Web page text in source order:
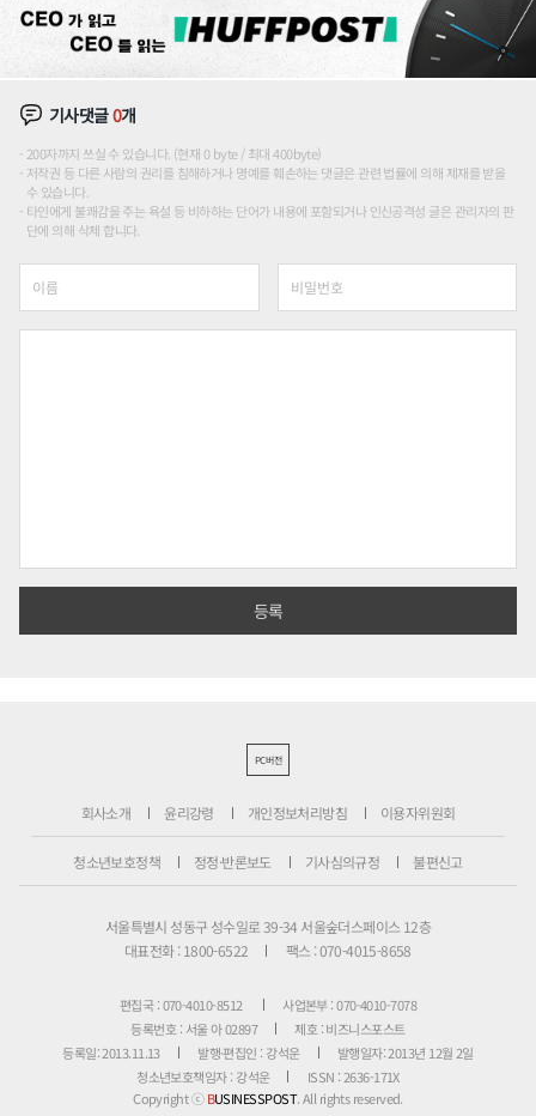
기사댓글0개
200자까지 쓰실 수 있습니다. (현재 0 byte / 최대 400byte)
저작권 등 다른 사람의 권리를 침해하거나 명예를 훼손하는 댓글은 관련 법률에 의해 제재를 받을
수 있습니다.
타인에게 불쾌감을 주는 욕설 등 비하하는 단어가 내용에 포함되거나 인신공격성 글은 관리자의 판
단에 의해 삭제 합니다.
PC버전
회사소개 윤리강령 개인정보처리방침 이용자위원회
청소년보호정책 정정·반론보도 기사심의규정 불편신고
서울특별시 성동구 성수일로 39-34 서울숲더스페이스 12층
대표전화 : 1800-6522
팩스 : 070-4015-8658
편집국 : 070-4010-8512
사업본부 : 070-4010-7078
등록번호 : 서울 아 02897
제호 : 비즈니스포스트
등록일: 2013.11.13
발행·편집인 : 강석운
발행일자: 2013년 12월 2일
청소년보호책임자 : 강석운
ISSN : 2636-171X
Copyright ⓒBUSINESSPOST. All rights reserved.